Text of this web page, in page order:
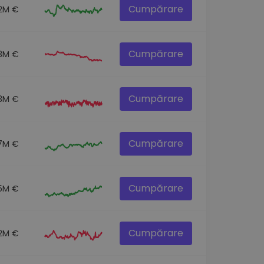
€ Cumpărare
€ Cumpărare
€ Cumpărare
€ Cumpărare
€ Cumpărare
€ Cumpărare